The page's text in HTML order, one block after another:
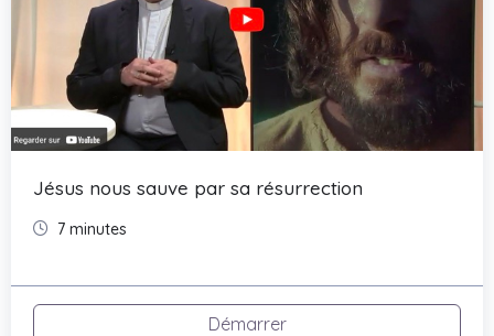
Jésus nous sauve par sa résurrection
7 minutes
Démarrer